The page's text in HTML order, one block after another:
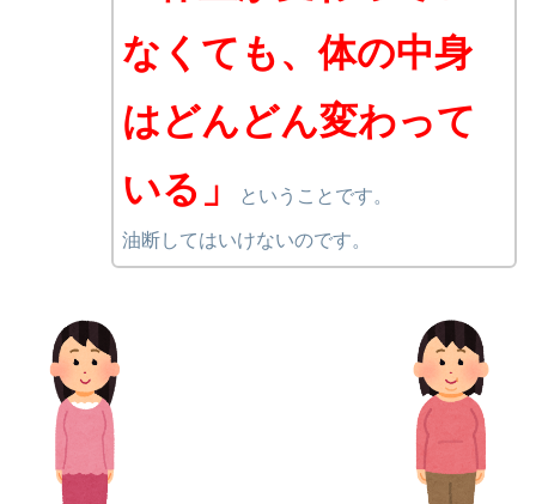
なくても、体の中身
はどんどん変わって
いる」
ということです。
油断してはいけないのです。